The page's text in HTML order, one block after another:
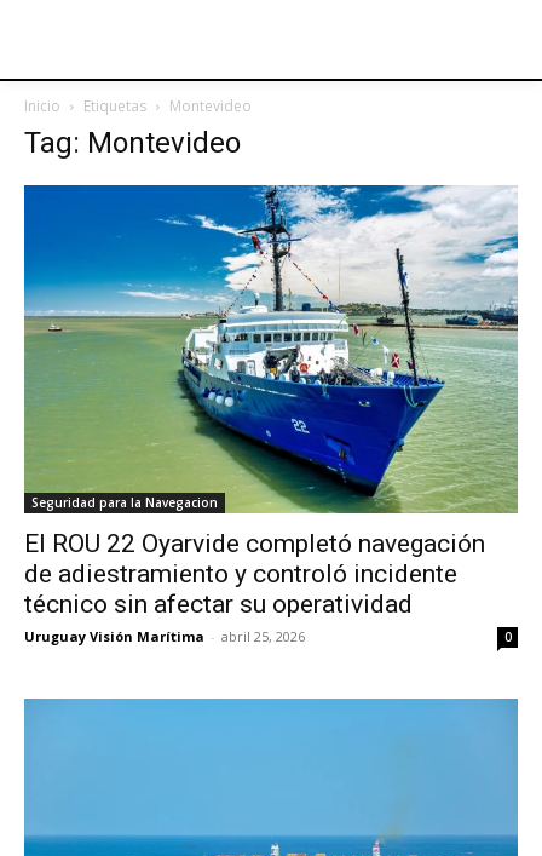
Inicio Etiquetas Montevideo
Tag: Montevideo
Seguridad para la Navegacion
El ROU 22 Oyarvide completó navegación
de adiestramiento y controló incidente
técnico sin afectar su operatividad
Uruguay Visión Marítima - abril 25, 2026 0